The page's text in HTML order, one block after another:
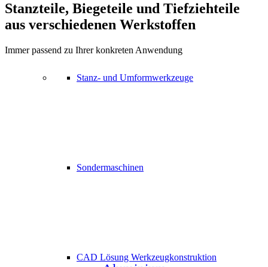
Stanz- und Umformwerkzeuge
Sondermaschinen
CAD Lösung Werkzeugkonstruktion
Stanzteile, Biegeteile und Tiefziehteile
aus verschiedenen Werkstoffen
Immer passend zu Ihrer konkreten Anwendung